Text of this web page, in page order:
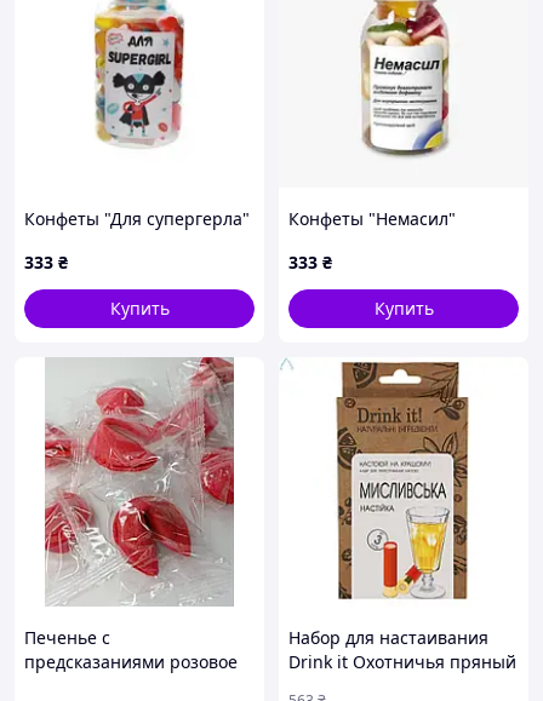
Конфеты "Для супергерла"
333 ₴
Купить
Конфеты "Немасил"
333 ₴
Купить
Печенье с
предсказаниями розовое
Набор для настаивания
Drink it Охотничья пряный